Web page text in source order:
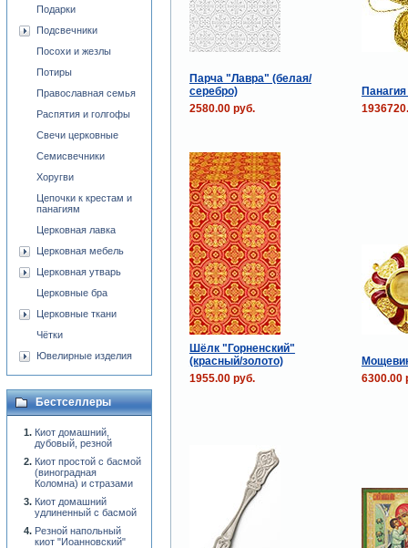
Парча "Лавра" (белая/
серебро)
Панагия
2580.00 руб.
Шёлк "Горненский"
(красный/золото)
1955.00 руб.
6300.00
Подарки
Подсвечники
Посохи и жезлы
Потиры
Православная семья
Распятия и голгофы
Свечи церковные
Семисвечники
Хоругви
Цепочки к крестам и
панагиям
Церковная лавка
Церковная мебель
Церковная утварь
Церковные бра
Церковные ткани
Чётки
Ювелирные изделия
Бестселлеры
Киот домашний,
дубовый, резной
Киот простой с басмой
(виноградная
Коломна) и стразами
Киот домашний
удлиненный с басмой
Резной напольный
киот "Иоанновский"